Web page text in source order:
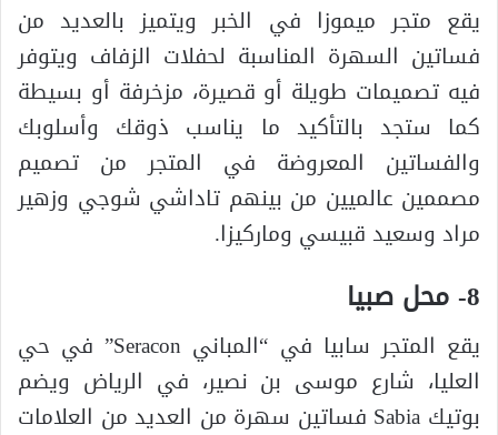
يقع متجر ميموزا في الخبر ويتميز بالعديد من
فساتين السهرة المناسبة لحفلات الزفاف ويتوفر
فيه تصميمات طويلة أو قصيرة، مزخرفة أو بسيطة
كما ستجد بالتأكيد ما يناسب ذوقك وأسلوبك
والفساتين المعروضة في المتجر من تصميم
مصممين عالميين من بينهم تاداشي شوجي وزهير
مراد وسعيد قبيسي وماركيزا.
8- محل صبيا
يقع المتجر سابيا في “المباني Seracon” في حي
العليا، شارع موسى بن نصير، في الرياض ويضم
بوتيك Sabia فساتين سهرة من العديد من العلامات